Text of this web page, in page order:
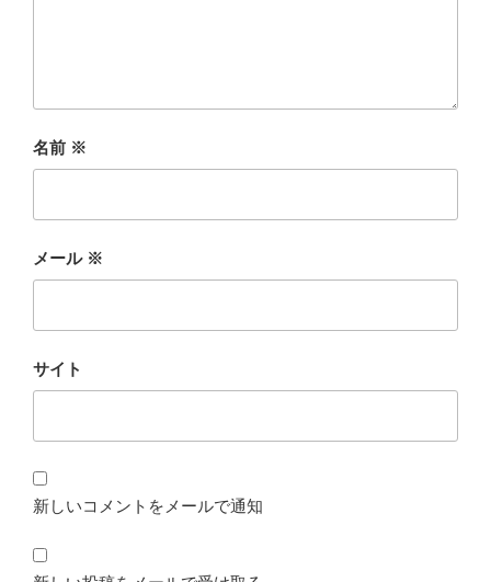
名前 ※
メール ※
サイト
新しいコメントをメールで通知